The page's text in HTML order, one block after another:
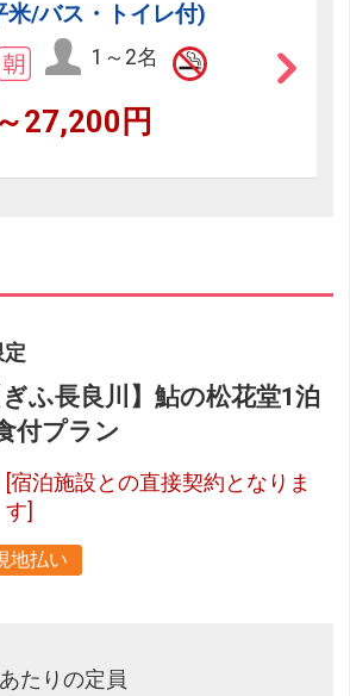
米/バス・トイレ付)
1～2名
27,200円
ぎふ長良川】鮎の松花堂1泊
付プラン
[宿泊施設との直接契約となりま
す]
地払い
たりの定員